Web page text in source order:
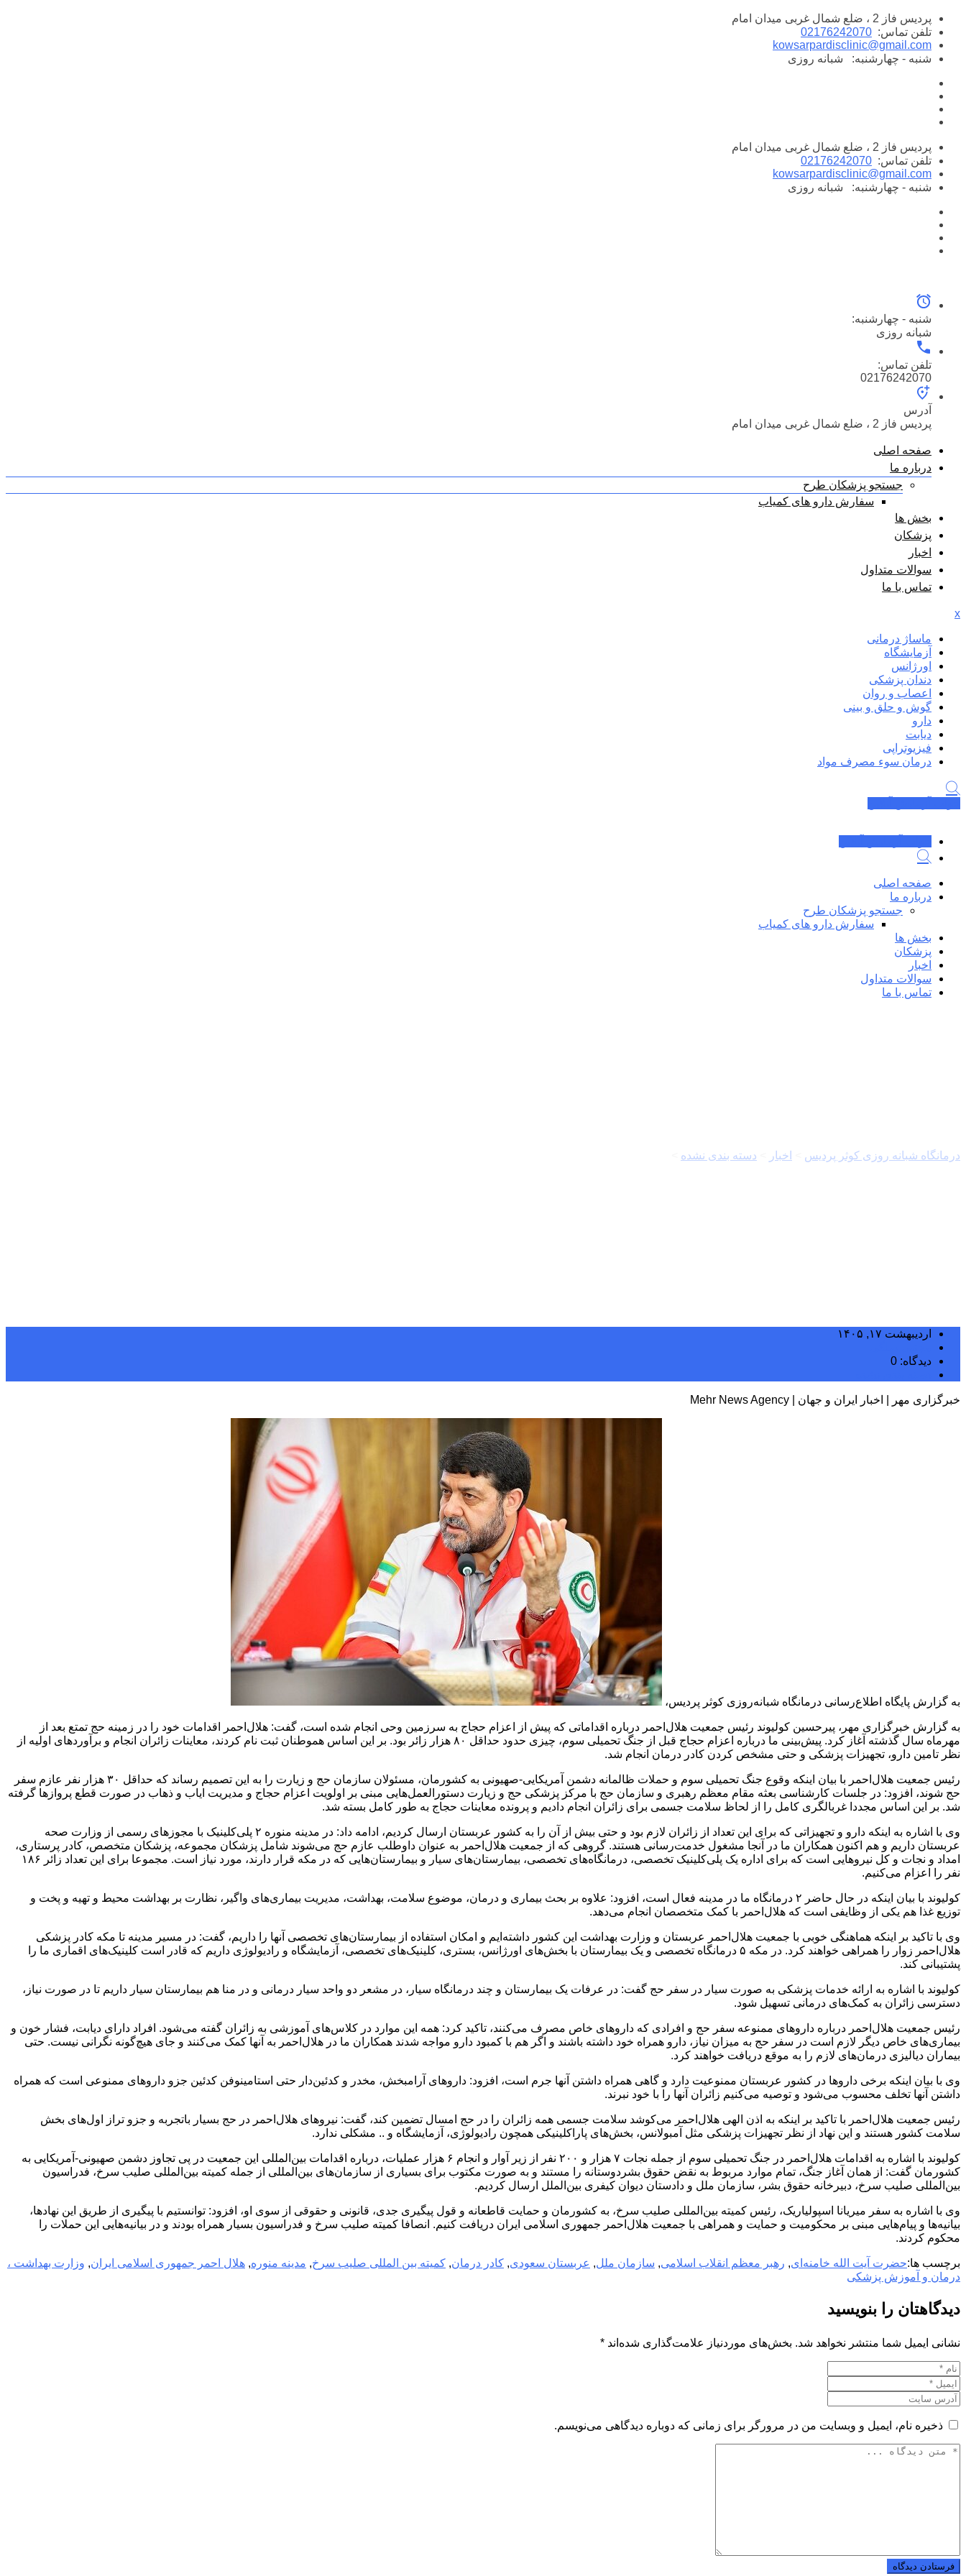
پرش
محتوا
پردیس فاز 2 ، ضلع شمال غربی میدان امام
تلفن تماس: 02176242070
kowsarpardisclinic@gmail.com
شنبه - چهارشنبه:
شبانه روزی
پردیس فاز 2 ، ضلع شمال غربی میدان امام
تلفن تماس: 02176242070
kowsarpardisclinic@gmail.com
شنبه - چهارشنبه:
شبانه روزی
شنبه - چهارشنبه:
شبانه روزی
تلفن تماس:
02176242070
آدرس
پردیس فاز 2 ، ضلع شمال غربی میدان امام
صفحه اصلی
درباره ما
جستجو پزشکان طرح
سفارش دارو های کمیاب
بخش ها
پزشکان
اخبار
سوالات متداول
تماس با ما
x
ماساژ درمانی
آزمایشگاه
اورژانس
دندان پزشکی
اعصاب و روان
گوش و حلق و بینی
دارو
دیابت
فیزیوتراپی
درمان سوء مصرف مواد
صفحه اصلی
درباره ما
جستجو پزشکان طرح
سفارش دارو های کمیاب
بخش ها
پزشکان
اخبار
سوالات متداول
تماس با ما
درمانگاه شبانه روزی کوثر پردیس اخبار دسته بندی نشده
اردیبهشت ۱۷, ۱۴۰۵
دیدگاه: 0
خبرگزاری مهر | اخبار ایران و جهان | Mehr News Agency
به گزارش پایگاه اطلاع‌رسانی درمانگاه شبانه‌روزی کوثر پردیس،
به گزارش خبرگزاری مهر، پیرحسین کولیوند رئیس جمعیت هلال‌احمر درباره اقداماتی که پیش از اعزام حجاج به سرزمین وحی انجام شده است، گفت: هلال‌احمر اقدامات خود را در زمینه حج تمتع بعد از
مهرماه سال گذشته آغاز کرد. پیش‌بینی ما درباره اعزام حجاج قبل از جنگ تحمیلی سوم، چیزی حدود حداقل ۸۰ هزار زائر بود. بر این اساس هموطنان ثبت نام کردند، معاینات زائران انجام و برآوردهای اولیه از
نظر تامین دارو، تجهیزات پزشکی و حتی مشخص کردن کادر درمان انجام شد.
رئیس جمعیت هلال‌احمر با بیان اینکه وقوع جنگ تحمیلی سوم و حملات ظالمانه دشمن آمریکایی-صهیونی به کشورمان، مسئولان سازمان حج و زیارت را به این تصمیم رساند که حداقل ۳۰ هزار نفر عازم سفر
حج شوند، افزود: در جلسات کارشناسی بعثه مقام معظم رهبری و سازمان حج با مرکز پزشکی حج و زیارت دستورالعمل‌هایی مبنی بر اولویت اعزام حجاج و مدیریت ایاب و ذهاب در صورت قطع پروازها گرفته
شد. بر این اساس مجددا غربالگری کامل را از لحاظ سلامت جسمی‌ برای زائران انجام دادیم و پرونده معاینات حجاج به طور کامل بسته شد.
وی با اشاره به اینکه دارو و تجهیزاتی که برای این تعداد از زائران لازم بود و حتی بیش از آن را به کشور عربستان ارسال کردیم، ادامه داد: در مدینه منوره ۲ پلی‌کلینیک با مجوزهای رسمی از وزارت صحه
عربستان داریم و هم اکنون همکاران ما در آنجا مشغول خدمت‌رسانی هستند. گروهی که از جمعیت هلال‌احمر به عنوان داوطلب عازم حج می‌شوند شامل پزشکان مجموعه، پزشکان متخصص، کادر پرستاری،
امداد و نجات و کل نیروهایی است که برای اداره یک پلی‌کلینیک تخصصی، درمانگاه‌های تخصصی، بیمارستان‌های سیار و بیمارستان‌هایی که در مکه قرار دارند، مورد نیاز است. مجموعا برای این تعداد زائر ۱۸۶
نفر را اعزام می‌کنیم.
کولیوند با بیان اینکه در حال حاضر ۲ درمانگاه ما در مدینه فعال است، افزود: علاوه بر بحث بیماری و درمان، موضوع سلامت، بهداشت، مدیریت بیماری‌های واگیر، نظارت بر بهداشت محیط و تهیه و پخت و
توزیع غذا هم یکی از وظایفی است که هلال‌احمر با کمک متخصصان انجام می‌دهد.
وی با تاکید بر اینکه هماهنگی خوبی با جمعیت هلال‌احمر عربستان و وزارت بهداشت این کشور داشته‌ایم و امکان استفاده از بیمارستان‌های تخصصی آنها را داریم، گفت: در مسیر مدینه تا مکه کادر پزشکی
هلال‌احمر زوار را همراهی خواهند کرد. در مکه ۵ درمانگاه تخصصی و یک بیمارستان با بخش‌های اورژانس، بستری، کلینیک‌های تخصصی، آزمایشگاه و رادیولوژی داریم که قادر است کلینیک‌های اقماری ما را
پشتیبانی کند.
کولیوند با اشاره به ارائه خدمات‌ پزشکی به صورت سیار در سفر حج گفت: در عرفات یک بیمارستان و چند درمانگاه سیار، در مشعر دو واحد سیار درمانی و در منا هم بیمارستان سیار داریم تا در صورت نیاز،
دسترسی زائران به کمک‌های درمانی تسهیل شود.
رئیس جمعیت هلال‌احمر درباره داروهای ممنوعه سفر حج و افرادی که داروهای خاص مصرف می‌کنند، تاکید کرد: همه این موارد در کلاس‌های آموزشی به زائران گفته می‌شود. افراد دارای دیابت، فشار خون و
بیماری‌های خاص دیگر لازم است در سفر حج به میزان نیاز، دارو همراه خود داشته باشند و اگر هم با کمبود دارو مواجه شدند همکاران ما در هلال‌احمر به آنها کمک می‌کنند و جای هیچ‌گونه نگرانی نیست. حتی
بیماران دیالیزی درمان‌های لازم را به موقع دریافت خواهند کرد.
وی با بیان اینکه برخی داروها در کشور عربستان ممنوعیت دارد و گاهی همراه داشتن آنها جرم است، افزود: داروهای آرامبخش، مخدر و کدئین‌دار حتی استامینوفن کدئین جزو داروهای ممنوعی است که همراه
داشتن آنها تخلف محسوب می‌شود و توصیه می‌کنیم زائران آنها را با خود نبرند.
رئیس جمعیت هلال‌احمر با تاکید بر اینکه به اذن الهی هلال‌احمر می‌کوشد سلامت جسمی همه زائران را در حج امسال تضمین ‌کند، گفت: نیروهای هلال‌احمر در حج بسیار باتجربه‌ و جزو تراز اول‌های بخش
سلامت کشور هستند و این نهاد از نظر تجهیزات پزشکی مثل آمبولانس، بخش‌های پاراکلینیکی همچون رادیولوژی، آزمایشگاه و .. مشکلی ندارد.
کولیوند با اشاره به اقدامات هلال‌احمر در جنگ تحمیلی سوم از جمله نجات ۷ هزار و ۲۰۰ نفر از زیر آوار و انجام ۶ هزار عملیات، درباره اقدامات بین‌المللی این جمعیت در پی تجاوز دشمن صهیونی-آمریکایی به
کشورمان گفت: از همان آغاز جنگ، تمام موارد مربوط به نقض حقوق بشردوستانه را مستند و به صورت مکتوب برای بسیاری از سازمان‌های بین‌المللی از جمله کمیته بین‌المللی صلیب سرخ، فدراسیون
بین‌المللی صلیب سرخ، دبیرخانه حقوق بشر، سازمان ملل و دادستان دیوان کیفری بین‌الملل ارسال کردیم.
وی با اشاره به سفر میریانا اسپولیاریک، رئیس کمیته بین‌المللی صلیب سرخ، به کشورمان و حمایت قاطعانه و قول پیگیری جدی، قانونی و حقوقی از سوی او، افزود: توانستیم با پیگیری از طریق این نهادها،
بیانیه‌ها و پیام‌هایی مبنی بر محکومیت و حمایت و همراهی با جمعیت هلال‌احمر جمهوری اسلامی ایران دریافت کنیم. انصافا کمیته صلیب سرخ و فدراسیون بسیار همراه بودند و در بیانیه‌هایی این حملات را
محکوم کردند.
برچسب ها:حضرت آیت الله خامنه‌ای, رهبر معظم انقلاب اسلامی, سازمان ملل, عربستان سعودی, کادر درمان, کمیته بین المللی صلیب سرخ, مدینه منوره, هلال احمر جمهوری اسلامی ایران, وزارت بهداشت ،
درمان و آموزش پزشکی
دیدگاهتان را بنویسید
نشانی ایمیل شما منتشر نخواهد شد. بخش‌های موردنیاز علامت‌گذاری شده‌اند *
ذخیره نام، ایمیل و وبسایت من در مرورگر برای زمانی که دوباره دیدگاهی می‌نویسم.